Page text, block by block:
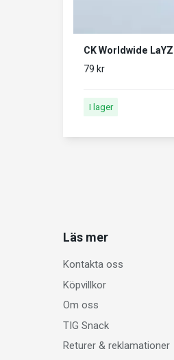
CK Worldwide
79 kr
I lager
Läs mer
Kontakta oss
Köpvillkor
Om oss
TIG Snack
Returer & reklamationer